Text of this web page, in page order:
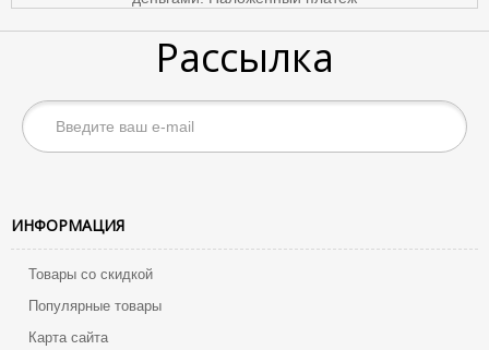
Рассылка
ИНФОРМАЦИЯ
Товары со скидкой
Популярные товары
Карта сайта